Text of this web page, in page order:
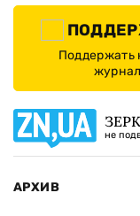
не
АРХИВ